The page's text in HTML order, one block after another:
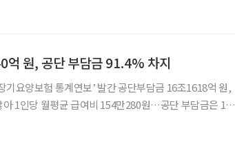
억 원, 공단 부담금 91.4% 차지
기요양보험 통계연보’ 발간 공단부담금 16조1618억 원,
1인당 월평균 급여비 154만280원…공단 부담금은 140